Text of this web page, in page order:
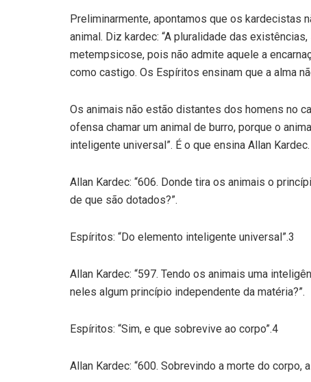
Preliminarmente, apontamos que os
animal. Diz kardec: “A pluralidade das
metempsicose, pois não admite aquele a
como castigo. Os Espíritos ensinam que a alma
Os animais não estão distantes dos homens no
ofensa chamar um animal de burro, porque o
inteligente universal”. É o que ensina Allan
Allan Kardec: “606. Donde tira os animais o
de que são dotados?”.
Espíritos: “Do elemento inteligente universal”.3
Allan Kardec: “597. Tendo os animais uma
neles algum princípio independente da matéria?”.
Espíritos: “Sim, e que sobrevive ao corpo”.4
Allan Kardec: “600. Sobrevindo a morte do corpo,